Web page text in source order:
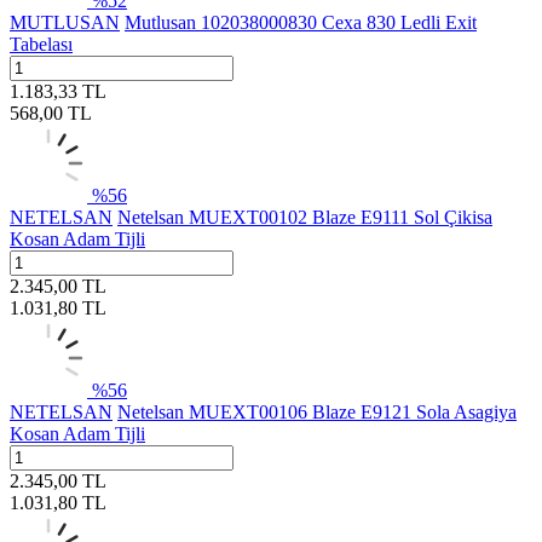
MUTLUSAN Mutlusan 102038000830 Cexa 830 Ledli Exit
Tabelası
1.183,33 TL
568,00 TL
%56
NETELSAN Netelsan MUEXT00102 Blaze E9111 Sol Çikisa
Kosan Adam Tijli
2.345,00 TL
1.031,80 TL
%56
NETELSAN Netelsan MUEXT00106 Blaze E9121 Sola Asagiya
Kosan Adam Tijli
2.345,00 TL
1.031,80 TL